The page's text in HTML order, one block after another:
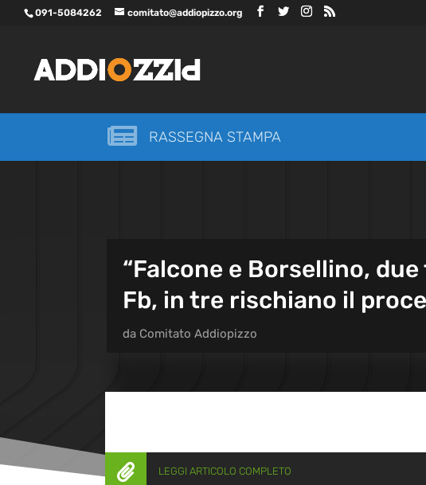
091-5084262 comitato@addiopizzo.org
 RASSEGNA STAMPA
“Falcone e Borsellino,
Fb, in tre rischiano il
da Comitato Addiopizzo
 LEGGI ARTICOLO COMPLETO